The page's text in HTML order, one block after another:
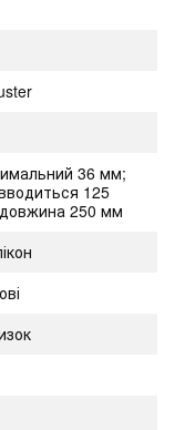
36 мм;
125
250 мм